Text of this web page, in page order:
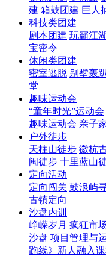
建 箱鼓团建 巨人
科技类团建
剧本团建 玩霸江湖
宝密令
休闲类团建
密室逃脱 别墅轰趴
堂
趣味运动会
“童年时光”运动会
趣味运动会 亲子
户外徒步
天柱山徒步 徽杭
闽徒步 十里蓝山
定向活动
定向闯关 鼓浪屿
古镇定向
沙盘内训
峥嵘岁月 疯狂市
沙盘 项目管理与
跑线》新人融入